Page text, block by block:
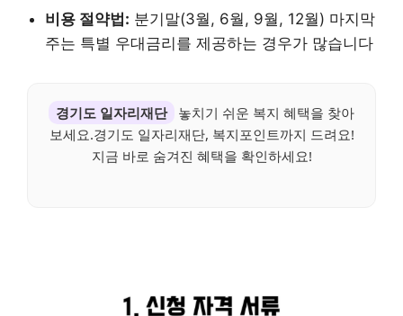
비용 절약법: 분기말(3월, 6월, 9월, 12월) 마지막
주는 특별 우대금리를 제공하는 경우가 많습니다
경기도 일자리재단
놓치기 쉬운 복지 혜택을 찾아
보세요.경기도 일자리재단, 복지포인트까지 드려요!
지금 바로 숨겨진 혜택을 확인하세요!